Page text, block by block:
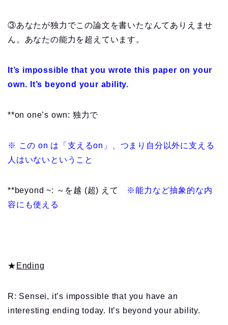
③あなたが独力でこの論文を書いたなんてありえませ
ん。あなたの能力を超えています。
It’s impossible that you wrote this paper on your
own. It’s beyond your ability.
**on one’s own: 独力で
※ この on は「支えるon」、つまり自分以外に支える
人はいないということ
**beyond ~: ～を越 (超) えて ※能力など抽象的な内
容にも使える
★ Ending
R: Sensei, it’s impossible that you have an
interesting ending today. It’s beyond your ability.